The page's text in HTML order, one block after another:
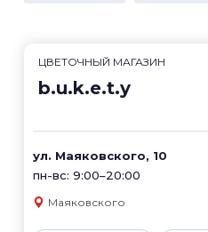
ЦВЕТОЧНЫЙ МАГАЗИН
b.u.k.e.t.y
ул. Маяковского, 10
пн-вс: 9:00–20:00
Маяковского